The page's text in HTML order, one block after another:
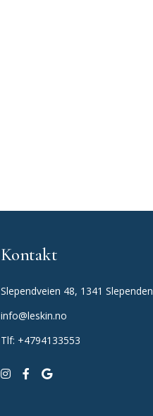
Kontakt
Slependveien 48, 1341 Slependen
info@leskin.no
Tlf: +4794133553